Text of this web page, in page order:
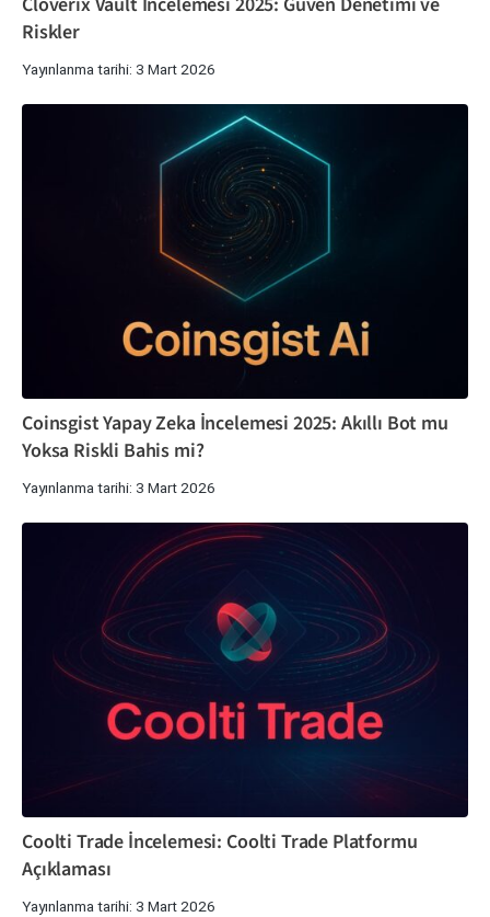
Riskler
Yayınlanma tarihi: 3 Mart 2026
Coinsgist Yapay Zeka İncelemesi 2025: Akıllı Bot mu
Yoksa Riskli Bahis mi?
Yayınlanma tarihi: 3 Mart 2026
Coolti Trade İncelemesi: Coolti Trade Platformu
Açıklaması
Yayınlanma tarihi: 3 Mart 2026